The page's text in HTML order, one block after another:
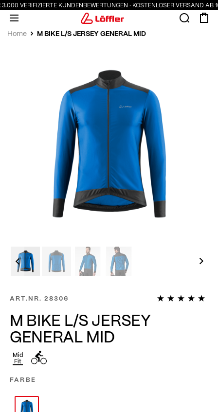
VERIFIZIERTE KUNDENBEWERTUNGEN · KOSTENLOSER VERSAND AB
Home M BIKE L/S JERSEY GENERAL MID
ART.NR. 28306
M BIKE L/S JERSEY
GENERAL MID
Mid
Fit
FARBE